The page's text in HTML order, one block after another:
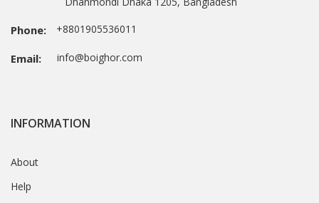
Phone: +8801905536011
Email: info@boighor.com
INFORMATION
About
Help